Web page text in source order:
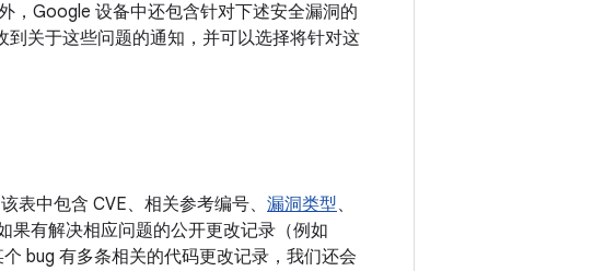
，Google 设备中还包含针对下述安全漏洞的
关于这些问题的通知，并可以选择将针对这
表中包含 CVE、相关参考编号、 漏洞类型、
果有解决相应问题的公开更改记录（例如
bug 有多条相关的代码更改记录，我们还会